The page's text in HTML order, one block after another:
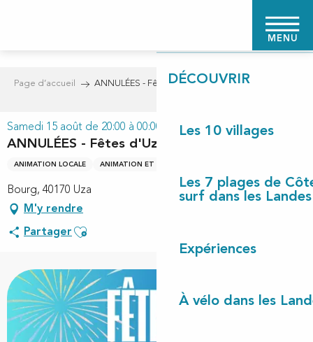
MENU
PAGE D'ACCUEIL
DÉCOUVRIR
Les 10 villages
Les 7 plages de
surf dans les Landes
Expériences
À vélo dans les
Page d’accueil ANNULÉES - Fêtes d'Uza
Samedi 15 août de 20:00 à 00:00
ANNULÉES - Fêtes d'Uza
ANIMATION LOCALE ANIMATION ET FÊTE LOCALE
Bourg, 40170 Uza
M'y rendre
Partager Ajouter aux favoris
+3 photos